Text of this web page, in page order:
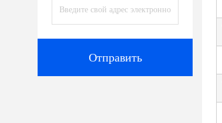
Отправить